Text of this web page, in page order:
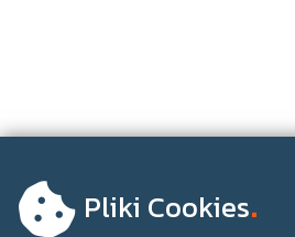
Pliki Cookies.